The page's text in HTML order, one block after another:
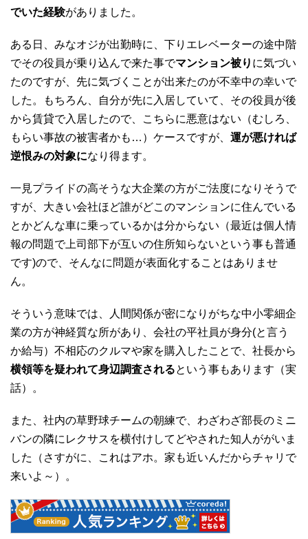
でいた経験がありました。
ある日、みなオジが出勤時に、下りエレベーターの途中階
でその役員が乗り込んで来た事でマンション被り に気づい
たのですが、先に気づくことが出来たのが不幸中の幸いで
した。もちろん、自分が先に入居していて、その役員が後
から賃貸で入居したので、こちらに悪意はない（むしろ、
もらい事故の被害者かも…）ケースですが、 運が悪ければ
逆恨みの対象になり得ます。
一見プライドの高そうな大企業の方がご法度になりそうで
すが、大きい会社ほど誰がどこのマンションに住んでいる
とかどんな車に乗っているかは分からない（最近は個人情
報の問題で上司部下が互いの住所知らないという事も普通
です)ので、そんなに問題が表面化することはありませ
ん。
そういう意味では、人間関係が密になりがちな中小零細企
業の方が神経質な所があり、会社の平社員が身分(と言う
か給与）不相応のクルマや家を購入したことで、社長から
横領等を疑われて身辺調査されるという事もあります（実
話）。
また、社内の草野球チームの朝練で、わざわざ部長のミニ
バンの隣にレクサスを横付けしてどやされた知人ががいま
した（さすがに、これはアホ。家も近いんだからチャリで
来いよ～）。